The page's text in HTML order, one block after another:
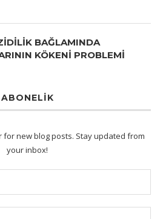
BAĞLAMINDA
KÖKENİ PROBLEMİ
ABONELIK
for new blog posts. Stay updated from
your inbox!